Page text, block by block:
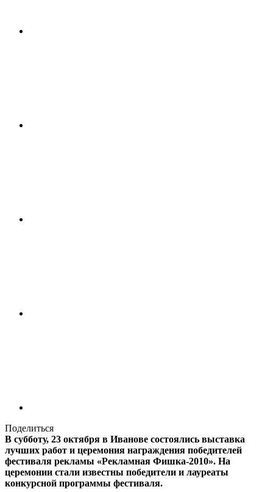
Поделиться
В субботу, 23 октября в Иванове состоялись выставка
лучших работ и церемония награждения победителей
фестиваля рекламы «Рекламная Фишка-2010». На
церемонии стали известны победители и лауреаты
конкурсной программы фестиваля.